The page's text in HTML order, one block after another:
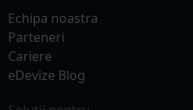
Echipa noastra
Parteneri
Cariere
eDevize Blog